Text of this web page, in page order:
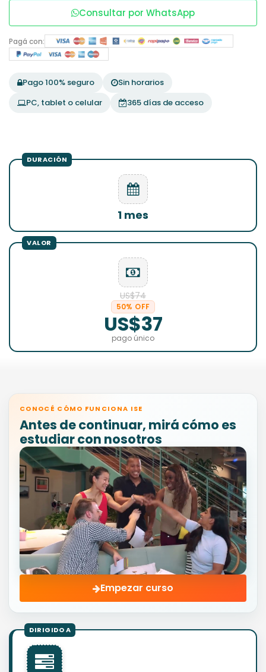
Consultar por WhatsApp
Pagá con:
Pago 100% seguro
Sin horarios
PC, tablet o celular
365 días de acceso
1 mes
US$74
50% OFF
US$37
pago único
CONOCÉ CÓMO FUNCIONA ISE
Antes de continuar, mirá cómo es
estudiar con nosotros
Empezar curso